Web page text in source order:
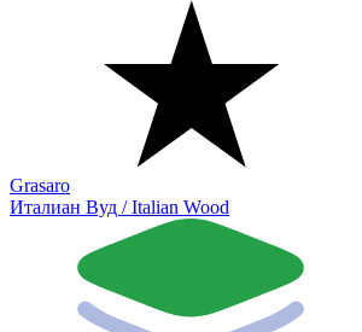
Grasaro
Италиан Вуд / Italian Wood